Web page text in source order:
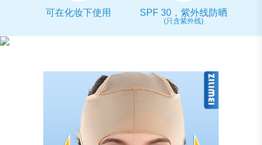
可在化妆下使用 SPF 30，紫外线防晒
(只含紫外线)